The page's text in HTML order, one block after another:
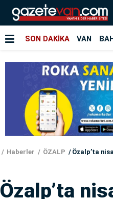
SON DAKİKA VAN
Haberler ÖZALP Özalp’ta
Özalp’ta